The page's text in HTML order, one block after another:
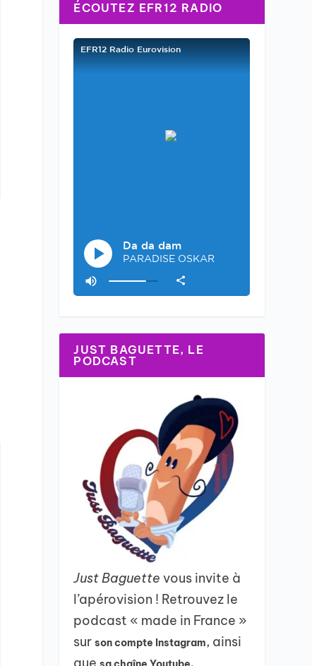
ÉCOUTEZ EFR12 RADIO
JUST BAGUETTE, LE
PODCAST
Just Baguettevous invite à
l’apérovision ! Retrouvez le
podcast « made in France »
surson compte Instagram, ainsi